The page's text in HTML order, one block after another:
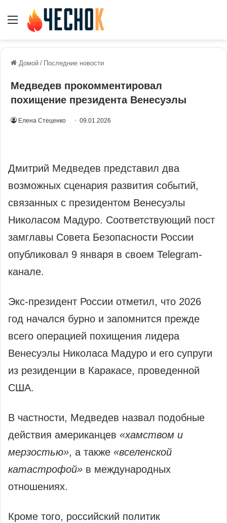
Меню
Домой / Последние новости
Медведев прокомментировал
похищение президента Венесуэлы
Елена Стеценко 09.01.2026
Дмитрий Медведев представил два
возможных сценария развития событий,
связанных с президентом Венесуэлы
Николасом Мадуро. Соответствующий пост
замглавы Совета Безопасности России
опубликовал 9 января в своем Telegram-
канале.
Экс-президент России отметил, что 2026
год начался бурно и запомнится прежде
всего операцией похищения лидера
Венесуэлы Николаса Мадуро и его супруги
из резиденции в Каракасе, проведенной
США.
В частности, Медведев назвал подобные
действия американцев «хамством и
мерзостью», а также «вселенской
катастрофой» в международных
отношениях.
Кроме того, российский политик